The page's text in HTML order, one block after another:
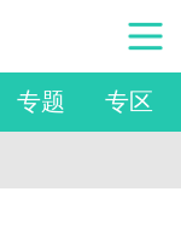
专题 专区